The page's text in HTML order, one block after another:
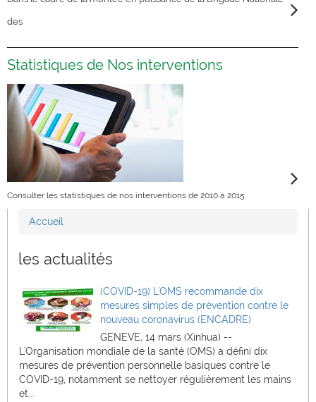
des
Statistiques de Nos interventions
Consulter les statistiques de nos interventions de 2010 à 2015
Accueil
les actualités
(COVID-19) L'OMS recommande dix
mesures simples de prévention contre le
nouveau coronavirus (ENCADRE)
GENEVE, 14 mars (Xinhua) --
L'Organisation mondiale de la santé (OMS) a défini dix
mesures de prévention personnelle basiques contre le
COVID-19, notamment se nettoyer régulièrement les mains
et...